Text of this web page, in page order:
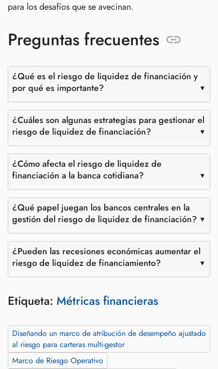
para los desafíos que se avecinan.
Preguntas frecuentes
¿Qué es el riesgo de liquidez de financiación y
por qué es importante?
¿Cuáles son algunas estrategias para gestionar el
riesgo de liquidez de financiación?
¿Cómo afecta el riesgo de liquidez de
financiación a la banca cotidiana?
¿Qué papel juegan los bancos centrales en la
gestión del riesgo de liquidez de financiación?
¿Pueden las recesiones económicas aumentar el
riesgo de liquidez de financiamiento?
Etiqueta: Métricas financieras
Diseñando un marco de atribución de desempeño ajustado
al riesgo para carteras multi‑gestor
Marco de Riesgo Operativo